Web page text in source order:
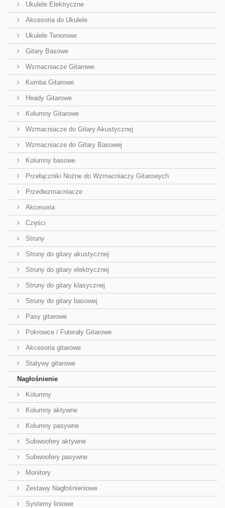
Ukulele Elektryczne
Akcesoria do Ukulele
Ukulele Tenorowe
Gitary Basowe
Wzmacniacze Gitarowe
Komba Gitarowe
Heady Gitarowe
Kolumny Gitarowe
Wzmacniacze do Gitary Akustycznej
Wzmacniacze do Gitary Basowej
Kolumny basowe
Przełączniki Nożne do Wzmacniaczy Gitarowych
Przedwzmacniacze
Akcesoria
Części
Struny
Struny do gitary akustycznej
Struny do gitary elektrycznej
Struny do gitary klasycznej
Struny do gitary basowej
Pasy gitarowe
Pokrowce / Futerały Gitarowe
Akcesoria gitarowe
Statywy gitarowe
Nagłośnienie
Kolumny
Kolumny aktywne
Kolumny pasywne
Subwoofery aktywne
Subwoofery pasywne
Monitory
Zestawy Nagłośnieniowe
Systemy liniowe